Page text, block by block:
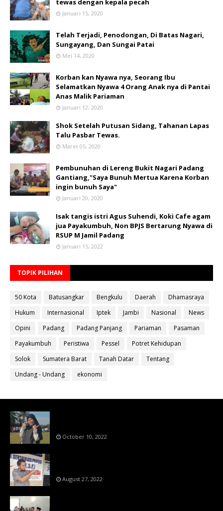
tewas dengan kepala pecah
Januari 15, 2020
Telah Terjadi, Penodongan, Di Batas Nagari,
Sungayang, Dan Sungai Patai
Mei 14, 2020
Korban kan Nyawa nya, Seorang Ibu
Selamatkan Nyawa 4 Orang Anak nya di Pantai
Anas Malik Pariaman
Januari 12, 2020
Shok Setelah Putusan Sidang, Tahanan Lapas
Talu Pasbar Tewas.
Maret 05, 2020
Pembunuhan di Lereng Bukit Nagari Padang
Gantiang,"Saya Bunuh Mertua Karena Korban
ingin bunuh Saya"
Januari 20, 2020
Isak tangis istri Agus Suhendi, Koki Cafe agam
jua Payakumbuh, Non BPJS Bertarung Nyawa di
RSUP M Jamil Padang
Januari 15, 2022
TOPIK PILIHAN
50 Kota Batusangkar Bengkulu Daerah
Dhamasraya
Hukum
Internasional Iptek Jambi Nasional
News
Opini
Padang Padang Panjang Pariaman
Pasaman
Payakumbuh
Peristiwa Pessel
Potret Kehidupan
Solok
Sumatera Barat Tanah Datar
Tentang
Undang - Undang
ekonomi
October 10, 2022
August 27, 2022